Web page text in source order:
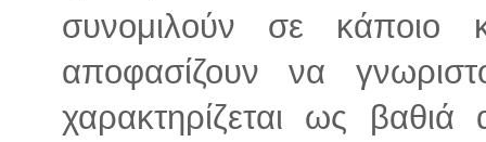
συνομιλούν σε κάποιο
αποφασίζουν να
χαρακτηρίζεται ως